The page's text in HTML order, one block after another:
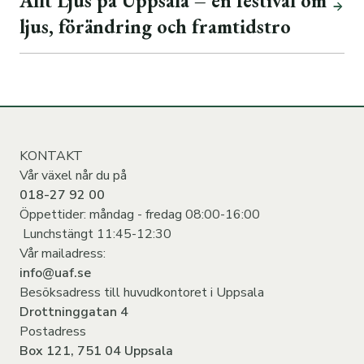
ljus, förändring och framtidstro
KONTAKT
Vår växel når du på
018-27 92 00
Öppettider: måndag - fredag 08:00-16:00
Lunchstängt 11:45-12:30
Vår mailadress:
info@uaf.se
Besöksadress till huvudkontoret i Uppsala
Drottninggatan 4
Postadress
Box 121, 751 04 Uppsala